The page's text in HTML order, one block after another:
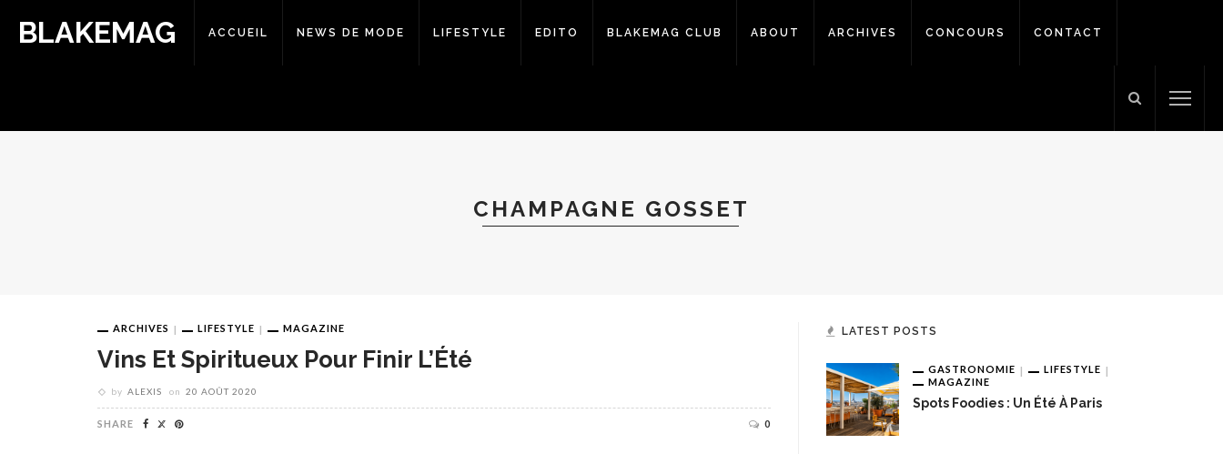
BLAKEMAG ACCUEIL NEWS DE MODE LIFESTYLE EDITO BLAKEMAG CLUB ABOUT ARCHIVES CONCOURS CONTACT
CHAMPAGNE GOSSET
ARCHIVES LIFESTYLE MAGAZINE
Vins Et Spiritueux Pour Finir L’Été
by ALEXIS on 20 AOÛT 2020
SHARE 0
LATEST POSTS
GASTRONOMIE
LIFESTYLE
MAGAZINE
Spots Foodies : Un Été À Paris